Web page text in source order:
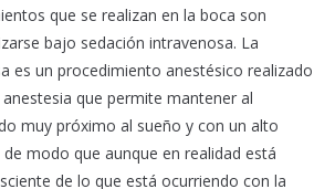
que se realizan en la boca son
bajo sedación intravenosa. La
es un procedimiento anestésico realizado
que permite mantener al
muy próximo al sueño y con un alto
modo que aunque en realidad está
de lo que está ocurriendo con la